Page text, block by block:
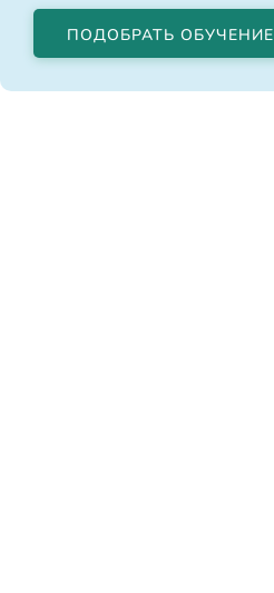
ПОДОБРАТЬ ОБУЧЕНИЕ